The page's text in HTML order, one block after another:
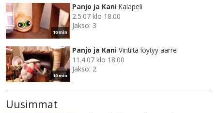
10 min
Panjo ja Kani Kalapeli
2.5.07 klo 18.00
Jakso: 3
10 min
Panjo ja Kani Vintiltä löytyy aarre
11.4.07 klo 18.00
Jakso: 2
Uusimmat